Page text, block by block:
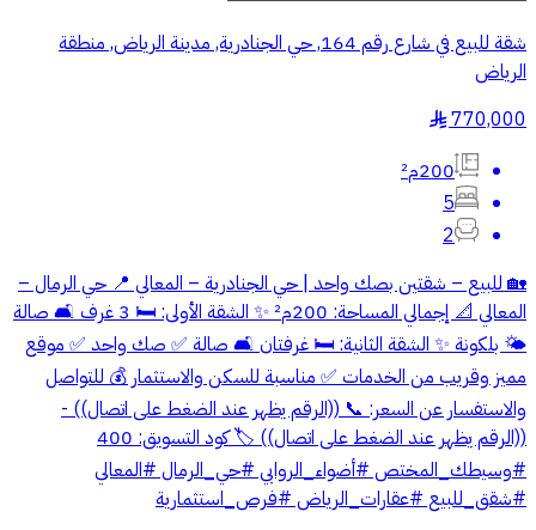
شقة للبيع في شارع رقم 164, حي الجنادرية, مدينة الرياض, منطقة
الرياض
770,000
§
200م²
5
2
🏡 للبيع – شقتين بصك واحد | حي الجنادرية – المعالي 📍 حي الرمال –
المعالي 📐 إجمالي المساحة: 200م² ✨ الشقة الأولى: 🛏️ 3 غرف 🛋️ صالة
🌤️ بلكونة ✨ الشقة الثانية: 🛏️ غرفتان 🛋️ صالة ✅ صك واحد ✅ موقع
مميز وقريب من الخدمات ✅ مناسبة للسكن والاستثمار 💰 للتواصل
والاستفسار عن السعر: 📞 ((الرقم يظهر عند الضغط على اتصال)) -
((الرقم يظهر عند الضغط على اتصال)) 🏷️ كود التسويق: 400
#وسيطك_المختص #أضواء_الروابي #حي_الرمال #المعالي
#شقق_للبيع #عقارات_الرياض #فرص_استثمارية